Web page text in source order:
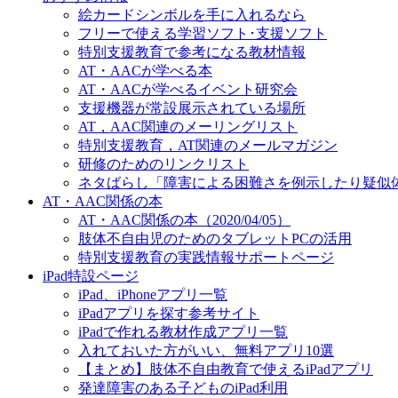
絵カードシンボルを手に入れるなら
フリーで使える学習ソフト･支援ソフト
特別支援教育で参考になる教材情報
AT・AACが学べる本
AT・AACが学べるイベント研究会
支援機器が常設展示されている場所
AT，AAC関連のメーリングリスト
特別支援教育，AT関連のメールマガジン
研修のためのリンクリスト
ネタばらし「障害による困難さを例示したり疑似
AT・AAC関係の本
AT・AAC関係の本（2020/04/05）
肢体不自由児のためのタブレットPCの活用
特別支援教育の実践情報サポートページ
iPad特設ページ
iPad、iPhoneアプリ一覧
iPadアプリを探す参考サイト
iPadで作れる教材作成アプリ一覧
入れておいた方がいい、無料アプリ10選
【まとめ】肢体不自由教育で使えるiPadアプリ
発達障害のある子どものiPad利用